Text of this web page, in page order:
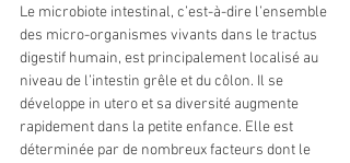
Le microbiote intestinal, c’est-à-dire l’ensemble
des micro-organismes vivants dans le tractus
digestif humain, est principalement localisé au
niveau de l’intestin grêle et du côlon. Il se
développe in utero et sa diversité augmente
rapidement dans la petite enfance. Elle est
déterminée par de nombreux facteurs dont le